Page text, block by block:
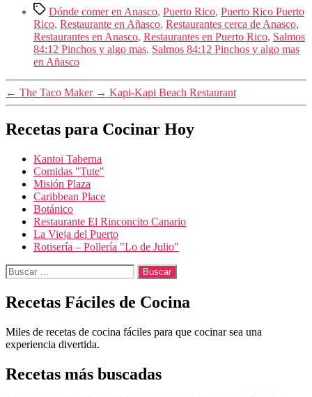
Etiquetas
Dónde comer en Anasco, Puerto Rico, Puerto Rico Puerto
Rico, Restaurante en Añasco, Restaurantes cerca de Anasco,
Restaurantes en Anasco, Restaurantes en Puerto Rico, Salmos
84:12 Pinchos y algo mas, Salmos 84:12 Pinchos y algo mas
en Añasco
← The Taco Maker → Kapi-Kapi Beach Restaurant
Recetas para Cocinar Hoy
Kantoi Taberna
Comidas "Tute"
Misión Plaza
Caribbean Place
Botánico
Restaurante El Rinconcito Canario
La Vieja del Puerto
Rotisería – Pollería "Lo de Julio"
Buscar:
Recetas Fáciles de Cocina
Miles de recetas de cocina fáciles para que cocinar sea una
experiencia divertida.
Recetas más buscadas